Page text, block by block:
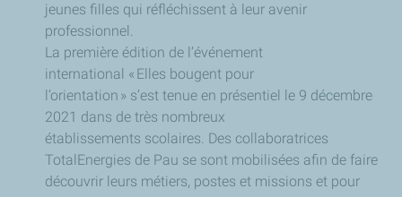
jeunes filles qui réfléchissent à leur avenir
professionnel.
La première édition de l’événement
international « Elles bougent pour
l’orientation » s’est tenue en présentiel le 9 décembre
2021 dans de très nombreux
établissements scolaires. Des collaboratrices
TotalEnergies de Pau se sont mobilisées afin de faire
découvrir leurs métiers, postes et missions et pour